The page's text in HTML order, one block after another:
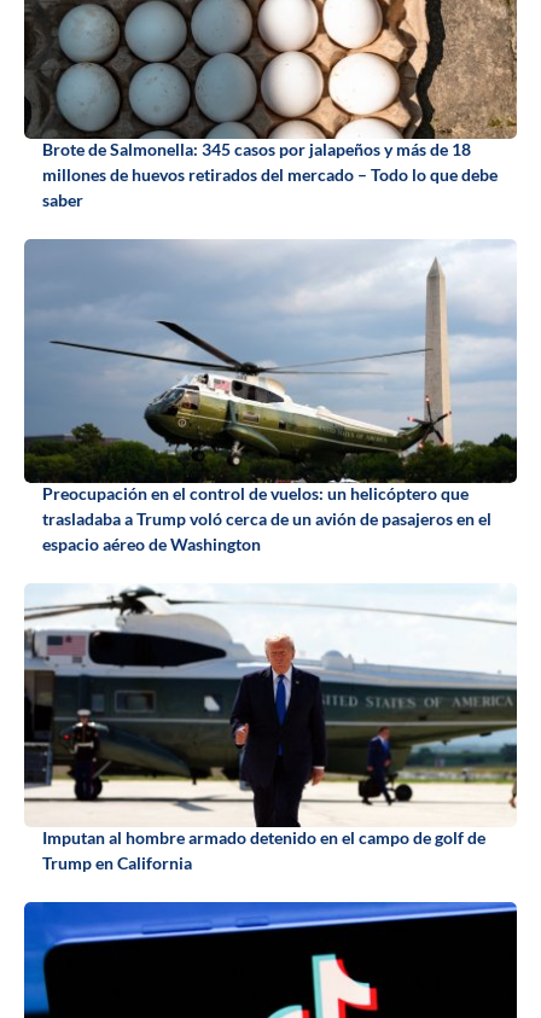
Brote de Salmonella: 345 casos por jalapeños y más de 18
millones de huevos retirados del mercado – Todo lo que debe
saber
Preocupación en el control de vuelos: un helicóptero que
trasladaba a Trump voló cerca de un avión de pasajeros en el
espacio aéreo de Washington
Imputan al hombre armado detenido en el campo de golf de
Trump en California